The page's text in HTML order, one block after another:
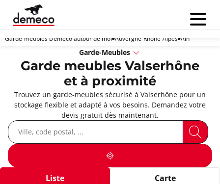
Menu
Garde-meubles Demeco autour de moi Auvergne-Rhône-Alpes Ain
Garde-Meubles
Garde meubles Valserhône
et à proximité
Trouvez un garde-meubles sécurisé à Valserhône pour un
stockage flexible et adapté à vos besoins. Demandez votre
devis gratuit dès maintenant.
Liste Carte